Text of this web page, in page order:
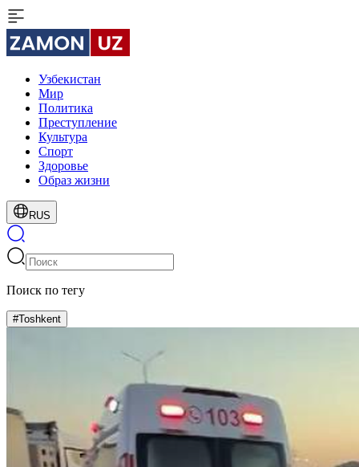
Узбекистан
Мир
Политика
Преступление
Культура
Спорт
Здоровье
Образ жизни
RUS
Поиск по тегу
#Toshkent